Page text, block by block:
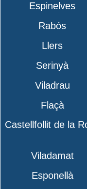
Espinelves
Rabós
Llers
Serinyà
Viladrau
Flaçà
Castellfollit de la
Viladamat
Esponellà